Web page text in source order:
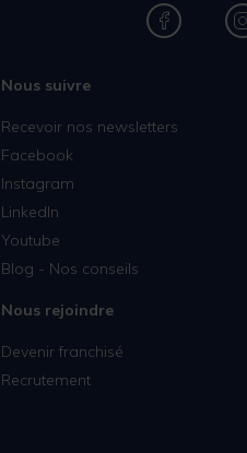
Nous suivre
Recevoir nos newsletters
Facebook
Instagram
LinkedIn
Youtube
Blog - Nos conseils
Nous rejoindre
Devenir franchisé
Recrutement